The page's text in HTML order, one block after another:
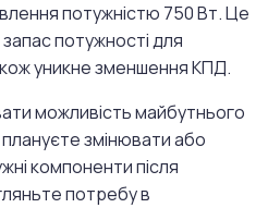
потужністю 750 Вт. Це
потужності для
уникне зменшення КПД.
можливість майбутнього
змінювати або
компоненти після
потребу в